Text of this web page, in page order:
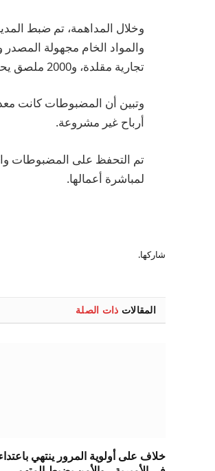
تجارية مقلدة، و2000 ملصق يحمل ذات البيانات، فضلاً عن 4 ماكينات تستخدم في خط الإنتاج.
وتبين أن المضبوطات كانت
أرباح غير مشروعة.
تم التحفظ على المضبوطات
لمباشرة أعمالها.
شاركها.
المقالات ذات الصلة
خلاف على أولوية المرور ينتهي